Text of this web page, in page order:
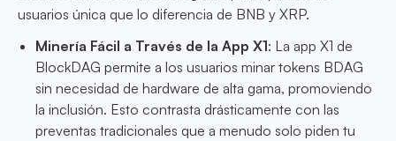
usuarios única que lo diferencia de BNB y XRP.
Minería Fácil a Través de la App X1: La app X1 de
BlockDAG permite a los usuarios minar tokens BDAG
sin necesidad de hardware de alta gama, promoviendo
la inclusión. Esto contrasta drásticamente con las
preventas tradicionales que a menudo solo piden tu